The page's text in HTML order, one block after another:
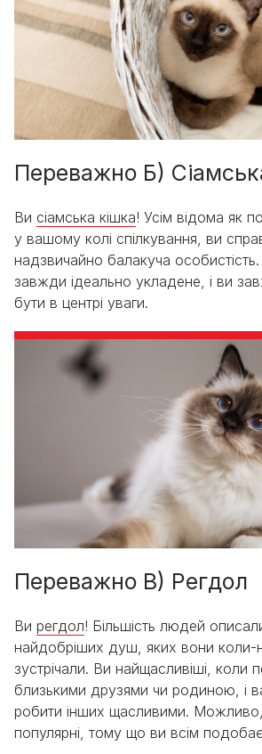
Переважно Б)
Ви сіамська кішка! Усім відома як
у вашому колі спілкування, ви
надзвичайно балакуча
завжди ідеально укладене, і ви
бути в центрі уваги.
Переважно В) Регдол
Ви регдол! Більшість людей
найдобріших душ, яких вони коли-
зустрічали. Ви найщасливіші, коли
близькими друзями чи родиною, і
робити інших щасливими.
популярні, тому що ви всім